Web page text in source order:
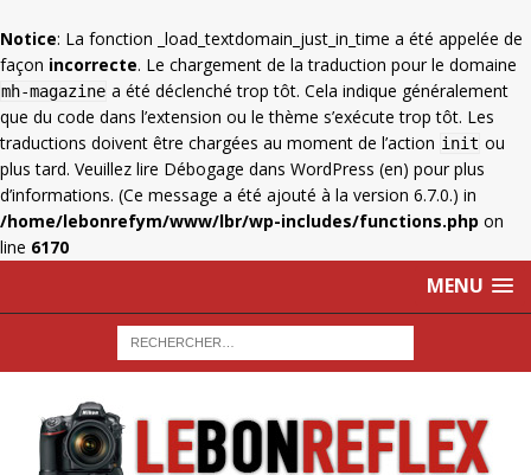
Notice: La fonction _load_textdomain_just_in_time a été appelée de
façon incorrecte. Le chargement de la traduction pour le domaine
mh-magazine a été déclenché trop tôt. Cela indique généralement
que du code dans l’extension ou le thème s’exécute trop tôt. Les
traductions doivent être chargées au moment de l’action init ou
plus tard. Veuillez lire Débogage dans WordPress (en) pour plus
d’informations. (Ce message a été ajouté à la version 6.7.0.) in
/home/lebonrefym/www/lbr/wp-includes/functions.php on
line 6170
MENU